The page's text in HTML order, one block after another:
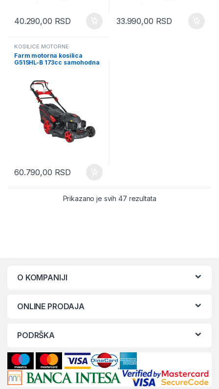
40.290,00 RSD 33.990,00 RSD
KOSILICE MOTORNE
Farm motorna kosilica
G51SHL-B 173cc samohodna
60.790,00 RSD
Prikazano je svih 47 rezultataSorted by latest
O KOMPANIJI
ONLINE PRODAJA
PODRŠKA